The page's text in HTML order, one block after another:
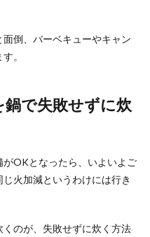
は、常温に戻して発酵させてから
しさなどがUPするという話を聞い
レシピ
簡単に作りたいという時におすす
倒、バーベキューやキャン
。
で失敗せずに炊
OKとなったら、いよいよご
火加減というわけには行き
のが、失敗せずに炊く方法